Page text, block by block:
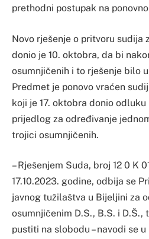
prethodni postupak na
Novo rješenje o pritvoru sudija
donio je 10. oktobra, da bi
osumnjičenih i to rješenje bilo
Predmet je ponovo vraćen
koji je 17. oktobra donio
prijedlog za određivanje
trojici osumnjičenih.
– Rješenjem Suda, broj 12 0 K
17.10.2023. godine, odbija se
javnog tužilaštva u Bijeljini za
osumnjičenim D.S., B.S. i D.Š.,
pustiti na slobodu – navodi se